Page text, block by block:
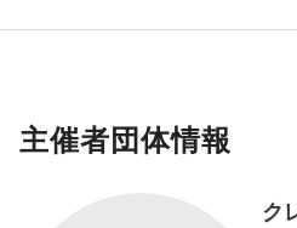
主催者団体情報
ク